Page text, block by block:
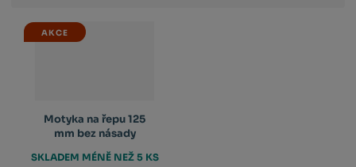
AKCE
Motyka na řepu 125
mm bez násady
SKLADEM MÉNĚ NEŽ 5 KS